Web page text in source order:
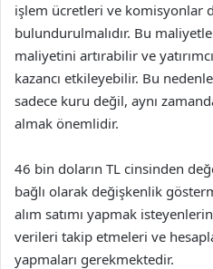
işlem ücretleri ve komisyonlar
bulundurulmalıdır. Bu
maliyetini artırabilir ve
kazancı etkileyebilir. Bu
sadece kuru değil, aynı
almak önemlidir.
46 bin doların TL cinsinden
bağlı olarak değişkenlik
alım satımı yapmak
verileri takip etmeleri ve
yapmaları gerekmektedir.